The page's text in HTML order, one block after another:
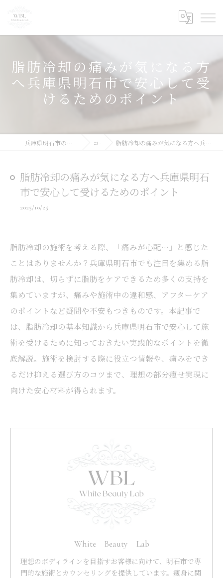
脂肪冷却の痛みが気になる方
へ兵庫県明石市で安心して受
けるためのポイント
兵庫県明石市の痩身ならWhite Beauty Lab コラム 脂肪冷却の痛みが気になる方へ兵庫県明石市で安心して受けるためのポイント
脂肪冷却の痛みが気になる方へ兵庫県明石
市で安心して受けるためのポイント
2025/10/25
脂肪冷却の施術を考える際、「痛みが心配…」と感じた
ことはありませんか？兵庫県明石市でも注目を集める脂
肪冷却は、切らずに脂肪をケアできるため多くの支持を
集めていますが、痛みや施術中の違和感、アフターケア
のポイントなど疑問や不安もつきものです。本記事で
は、脂肪冷却の基本知識から兵庫県明石市で安心して施
術を受けるために知っておきたい実践的なポイントを徹
底解説。施術を検討する際に役立つ情報や、痛みをでき
るだけ抑える選び方のコツまで、理想の部分痩せ実現に
向けた安心材料が得られます。
White Beauty Lab
理想のボディラインを目指すお客様に向けて、明石市で専
門的な施術とカウンセリングを提供しています。痩身に関